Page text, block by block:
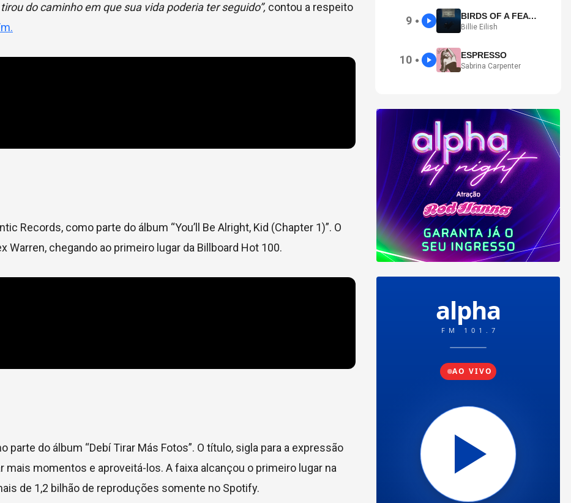
do caminho em que sua vida poderia ter seguido”, contou a respeito
Records, como parte do álbum “You’ll Be Alright, Kid (Chapter 1)”. O
chegando ao primeiro lugar da Billboard Hot 100.
parte do álbum “Debí Tirar Más Fotos”. O título, sigla para a expressão
mais momentos e aproveitá-los. A faixa alcançou o primeiro lugar na
de 1,2 bilhão de reproduções somente no Spotify.
9 ● BIRDS OF A FEATHER
Billie Eilish
10 ● ESPRESSO
Sabrina Carpenter